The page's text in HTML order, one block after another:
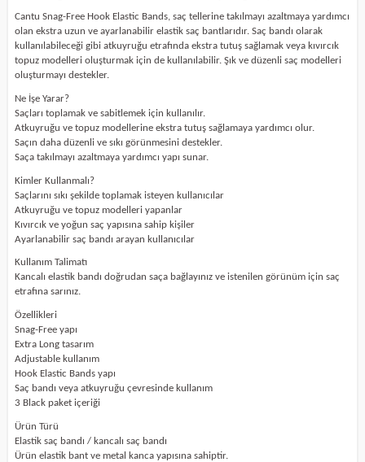
Cantu Snag-Free Hook Elastic Bands, saç tellerine takılmayı azaltmaya yardımcı
olan ekstra uzun ve ayarlanabilir elastik saç bantlarıdır. Saç bandı olarak
kullanılabileceği gibi atkuyruğu etrafında ekstra tutuş sağlamak veya kıvırcık
topuz modelleri oluşturmak için de kullanılabilir. Şık ve düzenli saç modelleri
oluşturmayı destekler.
Ne İşe Yarar?
Saçları toplamak ve sabitlemek için kullanılır.
Atkuyruğu ve topuz modellerine ekstra tutuş sağlamaya yardımcı olur.
Saçın daha düzenli ve sıkı görünmesini destekler.
Saça takılmayı azaltmaya yardımcı yapı sunar.
Kimler Kullanmalı?
Saçlarını sıkı şekilde toplamak isteyen kullanıcılar
Atkuyruğu ve topuz modelleri yapanlar
Kıvırcık ve yoğun saç yapısına sahip kişiler
Ayarlanabilir saç bandı arayan kullanıcılar
Kullanım Talimatı
Kancalı elastik bandı doğrudan saça bağlayınız ve istenilen görünüm için saç
etrafına sarınız.
Özellikleri
Snag-Free yapı
Extra Long tasarım
Adjustable kullanım
Hook Elastic Bands yapı
Saç bandı veya atkuyruğu çevresinde kullanım
3 Black paket içeriği
Ürün Türü
Elastik saç bandı / kancalı saç bandı
Ürün elastik bant ve metal kanca yapısına sahiptir.